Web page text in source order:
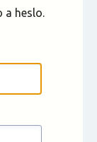
a heslo.